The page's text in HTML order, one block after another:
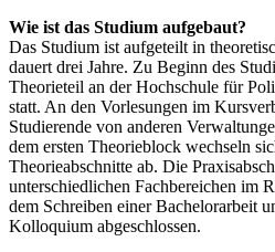
Wie ist das Studium aufgebaut?
Das Studium ist aufgeteilt in
dauert drei Jahre. Zu Beginn des
Theorieteil an der Hochschule für
statt. An den Vorlesungen im
Studierende von anderen
dem ersten Theorieblock wechseln
Theorieabschnitte ab. Die
unterschiedlichen Fachbereichen im
dem Schreiben einer Bachelorarbeit
Kolloquium abgeschlossen.